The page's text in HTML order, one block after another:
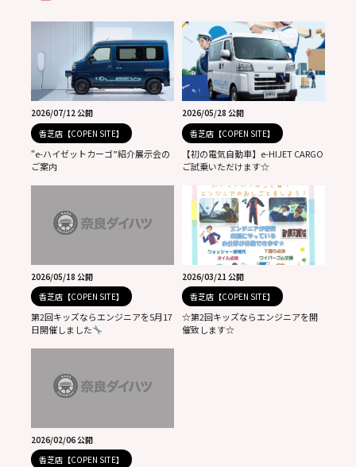
2026/07/12 公開
香芝店【COPEN SITE】
“e-ハイゼットカーゴ”紹介展示会の
ご案内
2026/05/28 公開
香芝店【COPEN SITE】
【初の電気自動車】e-HIJET CARGO
ご試乗いただけます☆
2026/05/18 公開
香芝店【COPEN SITE】
第2回キッズならエンジニアを5月17
日開催しました
2026/03/21 公開
香芝店【COPEN SITE】
☆第2回キッズならエンジニアを開
催致します☆
2026/02/06 公開
香芝店【COPEN SITE】